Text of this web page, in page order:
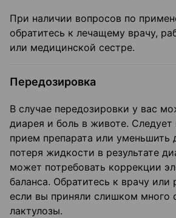
При наличии вопросов по
обратитесь к лечащему врачу,
или медицинской сестре.
Передозировка
В случае передозировки у вас
диарея и боль в животе. Следует
прием препарата или уменьшить
потеря жидкости в результате
может потребовать коррекции
баланса. Обратитесь к врачу или
если вы приняли слишком много
лактулозы.